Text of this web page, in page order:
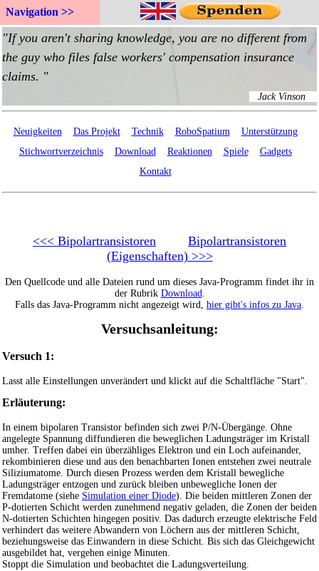
Navigation >>
Neuigkeiten Das Projekt Technik RoboSpatium
Unterstützung
Stichwortverzeichnis
Download Reaktionen Spiele
Gadgets
Kontakt
<<< Bipolartransistoren
Bipolartransistoren
(Eigenschaften) >>>
Den Quellcode und alle Dateien rund um dieses Java-Programm findet ihr in
der Rubrik Download.
Falls das Java-Programm nicht angezeigt wird, hier gibt's infos zu Java.
Versuchsanleitung:
Versuch 1:
Lasst alle Einstellungen unverändert und klickt auf die Schaltfläche "Start".
Erläuterung:
In einem bipolaren Transistor befinden sich zwei P/N-Übergänge. Ohne
angelegte Spannung diffundieren die beweglichen Ladungsträger im Kristall
umher. Treffen dabei ein überzähliges Elektron und ein Loch aufeinander,
rekombinieren diese und aus den benachbarten Ionen entstehen zwei neutrale
Siliziumatome. Durch diesen Prozess werden dem Kristall bewegliche
Ladungsträger entzogen und zurück bleiben unbewegliche Ionen der
Fremdatome (siehe Simulation einer Diode). Die beiden mittleren Zonen der
P-dotierten Schicht werden zunehmend negativ geladen, die Zonen der beiden
N-dotierten Schichten hingegen positiv. Das dadurch erzeugte elektrische Feld
verhindert das weitere Abwandern von Löchern aus der mittleren Schicht,
beziehungsweise das Einwandern in diese Schicht. Bis sich das Gleichgewicht
ausgebildet hat, vergehen einige Minuten.
Stoppt die Simulation und beobachtet die Ladungsverteilung.